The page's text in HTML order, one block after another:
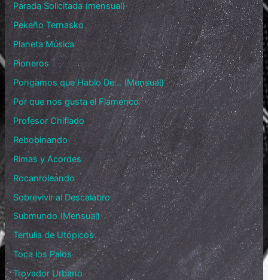
Parada Solicitada (mensual)
Pekeño Ternasko
Planeta Música
Pioneros
Pongamos que Hablo De… (Mensual)
Por que nos gusta el Flamenco
Profesor Chiflado
Rebobinando
Rimas y Acordes
Rocanroleando
Sobrevivir al Descalabro
Submundo (Mensual)
Tertulia de Utópicos
Toca los Palos
Trovador Urbano